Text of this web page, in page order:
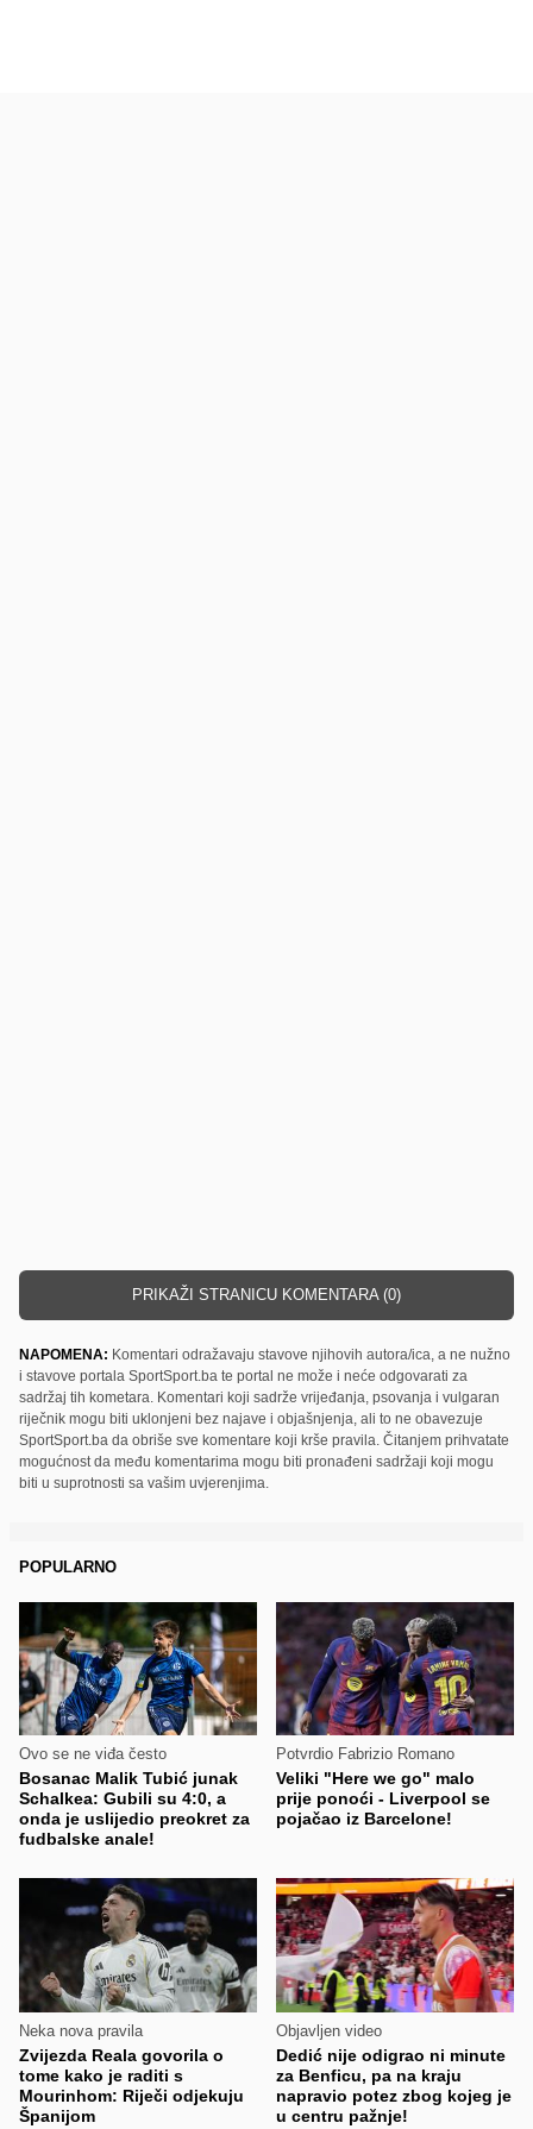
PRIKAŽI STRANICU KOMENTARA (0)
NAPOMENA: Komentari odražavaju stavove njihovih autora/ica, a ne nužno
i stavove portala SportSport.ba te portal ne može i neće odgovarati za
sadržaj tih kometara. Komentari koji sadrže vrijeđanja, psovanja i vulgaran
riječnik mogu biti uklonjeni bez najave i objašnjenja, ali to ne obavezuje
SportSport.ba da obriše sve komentare koji krše pravila. Čitanjem prihvatate
mogućnost da među komentarima mogu biti pronađeni sadržaji koji mogu
biti u suprotnosti sa vašim uvjerenjima.
POPULARNO
Ovo se ne viđa često
Bosanac Malik Tubić junak
Schalkea: Gubili su 4:0, a
onda je uslijedio preokret za
fudbalske anale!
Potvrdio Fabrizio Romano
Veliki "Here we go" malo
prije ponoći - Liverpool se
pojačao iz Barcelone!
Neka nova pravila
Zvijezda Reala govorila o
tome kako je raditi s
Mourinhom: Riječi odjekuju
Španijom
Objavljen video
Dedić nije odigrao ni minute
za Benficu, pa na kraju
napravio potez zbog kojeg je
u centru pažnje!